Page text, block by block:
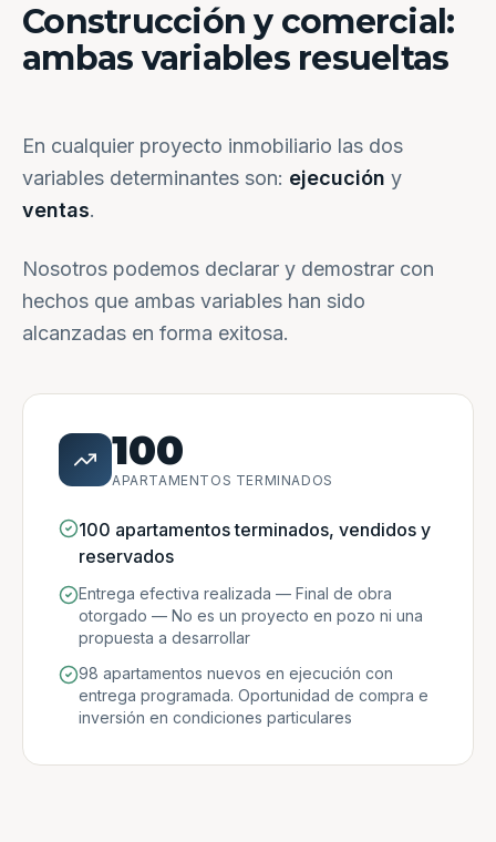
Construcción y comercial:
ambas variables resueltas
En cualquier proyecto inmobiliario las dos
variables determinantes son: ejecución y
ventas.
Nosotros podemos declarar y demostrar con
hechos que ambas variables han sido
alcanzadas en forma exitosa.
100
APARTAMENTOS TERMINADOS
100 apartamentos terminados, vendidos y
reservados
Entrega efectiva realizada — Final de obra
otorgado — No es un proyecto en pozo ni una
propuesta a desarrollar
98 apartamentos nuevos en ejecución con
entrega programada. Oportunidad de compra e
inversión en condiciones particulares